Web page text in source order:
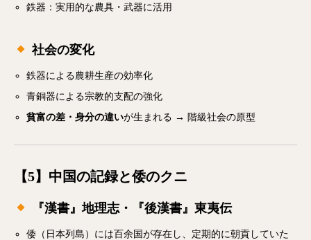
鉄器：実用的な農具・武器に活用
社会の変化
鉄器による農耕生産の効率化
青銅器による宗教的支配の強化
貧富の差・身分の違いが生まれる → 階級社会の原型
【5】中国の記録と倭のクニ
『漢書』地理志・『後漢書』東夷伝
倭（日本列島）には百余国が存在し、定期的に朝貢していた